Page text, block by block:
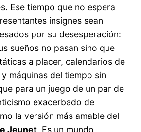
Ese tiempo que no espera
insignes sean
por su desesperación:
sueños no pasan sino que
a placer, calendarios de
máquinas del tiempo sin
para un juego de un par de
exacerbado de
la versión más amable del
Jeunet. Es un mundo